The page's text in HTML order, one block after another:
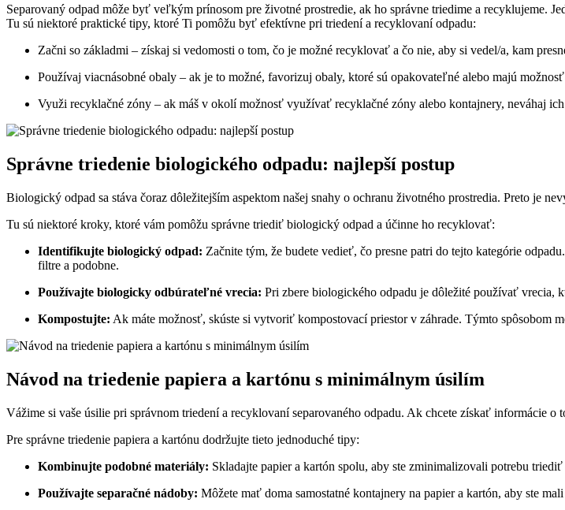
Separovaný odpad môže byť veľkým prínosom pre životné prostredie, ak ho správne triedime a recyklujeme.
Tu sú niektoré praktické tipy, ktoré Ti pomôžu byť efektívne pri triedení a recyklovaní odpadu:
Začni so základmi – získaj si vedomosti o tom, čo je možné recyklovať a čo nie, aby si vedel/a, kam
Používaj viacnásobné obaly – ak je to možné, favorizuj obaly, ktoré sú opakovateľné alebo majú
Využi recyklačné zóny – ak máš v okolí možnosť využívať recyklačné zóny alebo kontajnery, neváhaj
Správne triedenie biologického odpadu: najlepší postup
Biologický odpad sa stáva čoraz dôležitejším aspektom našej snahy o ochranu životného prostredia. Preto je
Tu sú niektoré kroky, ktoré vám pomôžu správne triediť biologický odpad a účinne ho recyklovať:
Identifikujte biologický odpad: Začnite tým, že budete vedieť, čo presne patri do tejto kategórie
filtre a podobne.
Používajte biologicky odbúrateľné vrecia: Pri zbere biologického odpadu je dôležité používať
Kompostujte: Ak máte možnosť, skúste si vytvoriť kompostovací priestor v záhrade. Týmto spôsobom
Návod na triedenie papiera a kartónu s minimálnym úsilím
Vážime si vaše úsilie pri správnom triedení a recyklovaní separovaného odpadu. Ak chcete získať informácie
Pre správne triedenie papiera a kartónu dodržujte tieto jednoduché tipy:
Kombinujte podobné materiály: Skladajte papier a kartón spolu, aby ste zminimalizovali potrebu triediť
Používajte separačné nádoby: Môžete mať doma samostatné kontajnery na papier a kartón, aby ste